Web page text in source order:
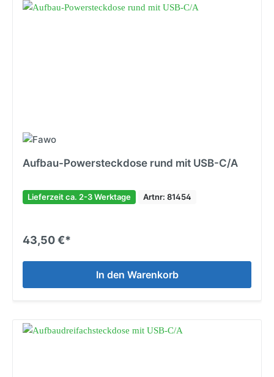
Aufbau-Powersteckdose rund mit USB-C/A
Lieferzeit ca. 2-3 Werktage Artnr: 81454
43,50 €*
In den Warenkorb